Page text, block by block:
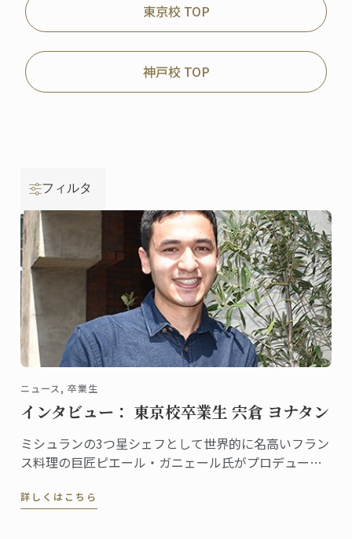
東京校 TOP
神戸校 TOP
フィルタ
ニュース, 卒業生
インタビュー： 東京校卒業生 宍倉 ヨナタン
ミシュランの3つ星シェフとして世界的に名高いフラン
ス料理の巨匠ピエール・ガニェール氏がプロデュース
ターコンチネンタルホテル東京にある同レストランに
詳しくはこちら